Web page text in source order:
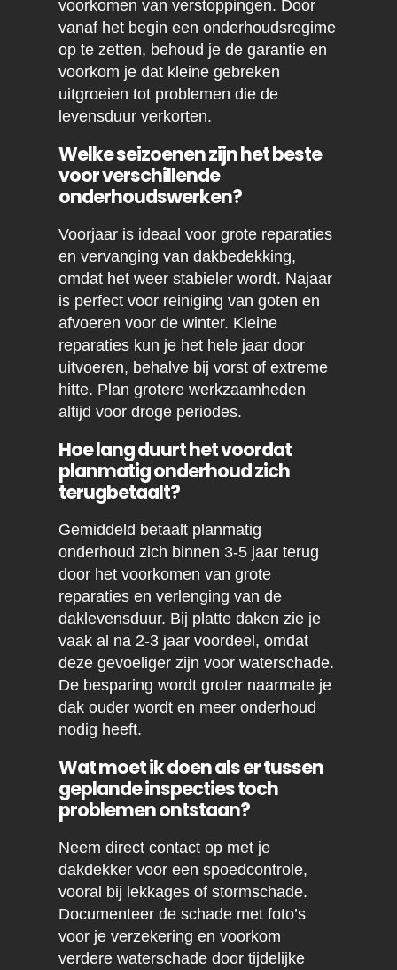
voorkomen van verstoppingen. Door
vanaf het begin een onderhoudsregime
op te zetten, behoud je de garantie en
voorkom je dat kleine gebreken
uitgroeien tot problemen die de
levensduur verkorten.
Welke seizoenen zijn het beste
voor verschillende
onderhoudswerken?
Voorjaar is ideaal voor grote reparaties
en vervanging van dakbedekking,
omdat het weer stabieler wordt. Najaar
is perfect voor reiniging van goten en
afvoeren voor de winter. Kleine
reparaties kun je het hele jaar door
uitvoeren, behalve bij vorst of extreme
hitte. Plan grotere werkzaamheden
altijd voor droge periodes.
Hoe lang duurt het voordat
planmatig onderhoud zich
terugbetaalt?
Gemiddeld betaalt planmatig
onderhoud zich binnen 3-5 jaar terug
door het voorkomen van grote
reparaties en verlenging van de
daklevensduur. Bij platte daken zie je
vaak al na 2-3 jaar voordeel, omdat
deze gevoeliger zijn voor waterschade.
De besparing wordt groter naarmate je
dak ouder wordt en meer onderhoud
nodig heeft.
Wat moet ik doen als er tussen
geplande inspecties toch
problemen ontstaan?
Neem direct contact op met je
dakdekker voor een spoedcontrole,
vooral bij lekkages of stormschade.
Documenteer de schade met foto’s
voor je verzekering en voorkom
verdere waterschade door tijdelijke